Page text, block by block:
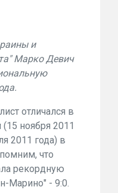
и
Марко Девич
отличался в
ноября 2011
2011 года) в
что
рекордную
Марино" - 9:0.